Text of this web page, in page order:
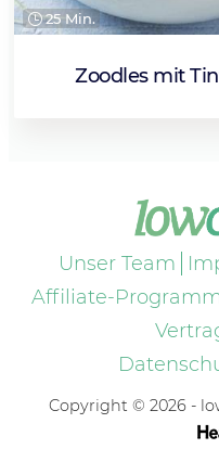
25 Min.
Zoodles mit
Unser Team
Affiliate-
Copyright © 2026 -